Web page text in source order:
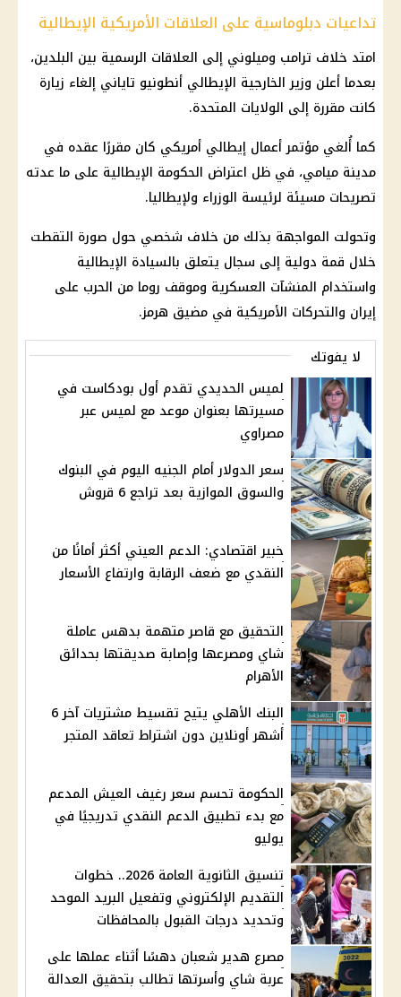
تداعيات دبلوماسية على العلاقات الأمريكية الإيطالية
امتد خلاف ترامب وميلوني إلى العلاقات الرسمية بين البلدين،
بعدما أعلن وزير الخارجية الإيطالي أنطونيو تاياني إلغاء زيارة
كانت مقررة إلى الولايات المتحدة.
كما أُلغي مؤتمر أعمال إيطالي أمريكي كان مقررًا عقده في
مدينة ميامي، في ظل اعتراض الحكومة الإيطالية على ما عدته
تصريحات مسيئة لرئيسة الوزراء ولإيطاليا.
وتحولت المواجهة بذلك من خلاف شخصي حول صورة التقطت
خلال قمة دولية إلى سجال يتعلق بالسيادة الإيطالية
واستخدام المنشآت العسكرية وموقف روما من الحرب على
إيران والتحركات الأمريكية في مضيق هرمز.
لا يفوتك
لميس الحديدي تقدم أول بودكاست في
مسيرتها بعنوان موعد مع لميس عبر
مصراوي
سعر الدولار أمام الجنيه اليوم في البنوك
والسوق الموازية بعد تراجع 6 قروش
خبير اقتصادي: الدعم العيني أكثر أمانًا من
النقدي مع ضعف الرقابة وارتفاع الأسعار
التحقيق مع قاصر متهمة بدهس عاملة
شاي ومصرعها وإصابة صديقتها بحدائق
الأهرام
البنك الأهلي يتيح تقسيط مشتريات آخر 6
أشهر أونلاين دون اشتراط تعاقد المتجر
الحكومة تحسم سعر رغيف العيش المدعم
مع بدء تطبيق الدعم النقدي تدريجيًا في
يوليو
تنسيق الثانوية العامة 2026.. خطوات
التقديم الإلكتروني وتفعيل البريد الموحد
وتحديد درجات القبول بالمحافظات
مصرع هدير شعبان دهسًا أثناء عملها على
عربة شاي وأسرتها تطالب بتحقيق العدالة